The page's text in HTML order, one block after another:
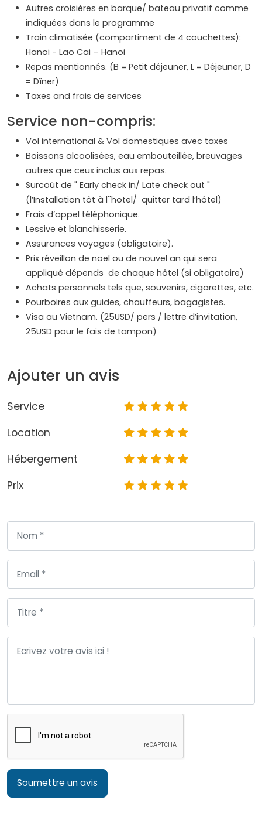
Autres croisières en barque/ bateau privatif comme
indiquées dans le programme
Train climatisée (compartiment de 4 couchettes):
Hanoi - Lao Cai – Hanoi
Repas mentionnés. (B = Petit déjeuner, L = Déjeuner, D
= Dîner)
Taxes and frais de services
Service non-compris:
Vol international & Vol domestiques avec taxes
Boissons alcoolisées, eau embouteillée, breuvages
autres que ceux inclus aux repas.
Surcoût de " Early check in/ Late check out "
(l’Installation tôt à l''hotel/ quitter tard l’hôtel)
Frais d’appel téléphonique.
Lessive et blanchisserie.
Assurances voyages (obligatoire).
Prix réveillon de noël ou de nouvel an qui sera
appliqué dépends de chaque hôtel (si obligatoire)
Achats personnels tels que, souvenirs, cigarettes, etc.
Pourboires aux guides, chauffeurs, bagagistes.
Visa au Vietnam. (25USD/ pers / lettre d’invitation,
25USD pour le fais de tampon)
Ajouter un avis
Service
Location
Hébergement
Prix
Soumettre un avis